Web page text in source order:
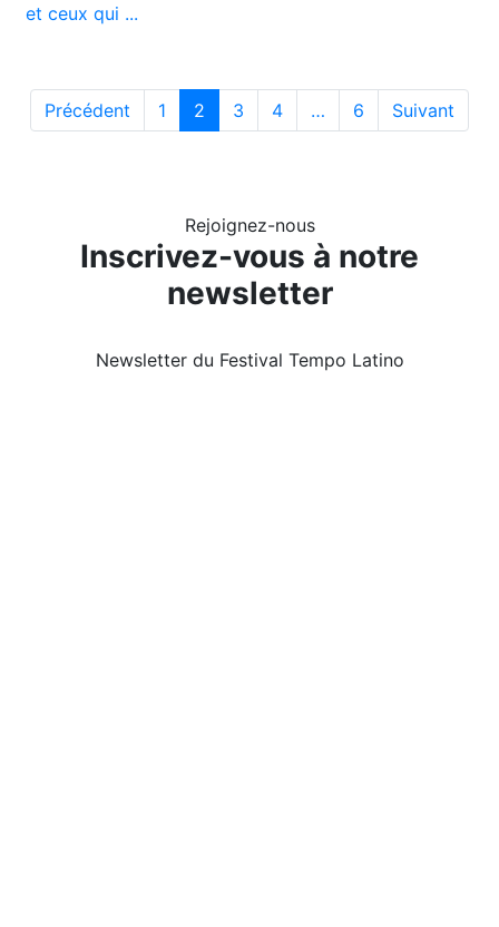
et ceux qui ...
Précédent 1 2 3 4 … 6 Suivant
Rejoignez-nous
Inscrivez-vous à notre
newsletter
Newsletter du Festival Tempo Latino